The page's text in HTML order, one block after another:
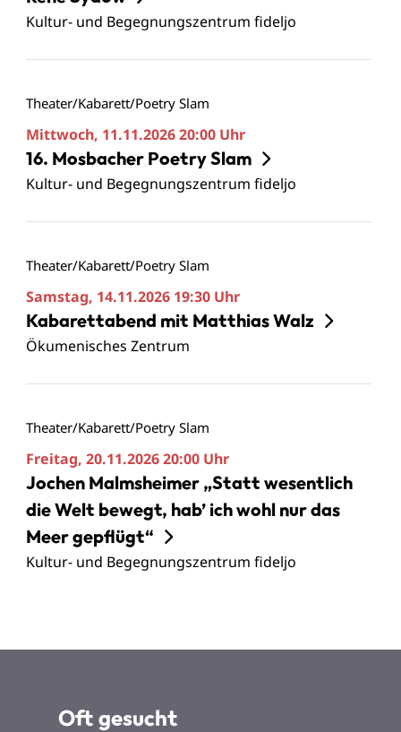
Kultur- und Begegnungszentrum fideljo
Theater/Kabarett/Poetry Slam
Mittwoch, 11.11.202620:00 Uhr
16. Mosbacher Poetry Slam
Kultur- und Begegnungszentrum fideljo
Theater/Kabarett/Poetry Slam
Samstag, 14.11.2026 19:30 Uhr
Kabarettabend mit Matthias Walz
Ökumenisches Zentrum
Theater/Kabarett/Poetry Slam
Freitag, 20.11.202620:00 Uhr
Jochen Malmsheimer „Statt wesentlich
die Welt bewegt, hab’ ich wohl nur das
Meer gepflügt“
Kultur- und Begegnungszentrum fideljo
Oft gesucht